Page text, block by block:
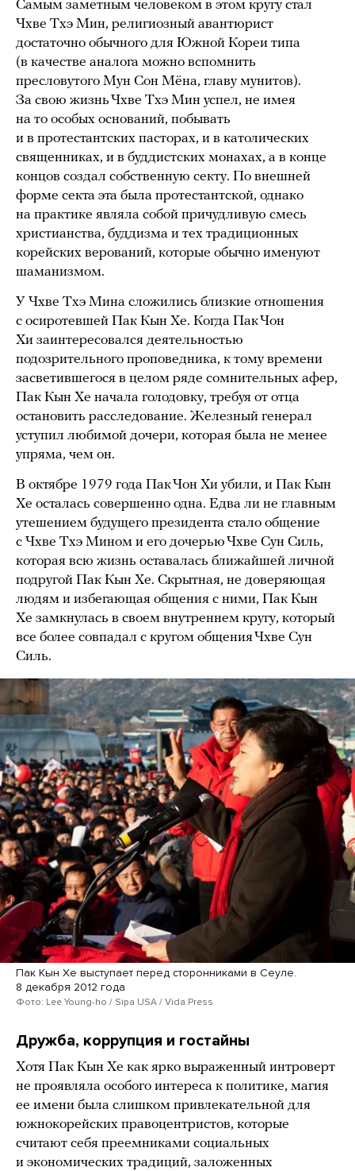
Самым заметным человеком в этом кругу стал
Чхве Тхэ Мин, религиозный авантюрист
достаточно обычного для Южной Кореи типа
(в качестве аналога можно вспомнить
пресловутого Мун Сон Мёна, главу мунитов).
За свою жизнь Чхве Тхэ Мин успел, не имея
на то особых оснований, побывать
и в протестантских пасторах, и в католических
священниках, и в буддистских монахах, а в конце
концов создал собственную секту. По внешней
форме секта эта была протестантской, однако
на практике являла собой причудливую смесь
христианства, буддизма и тех традиционных
корейских верований, которые обычно именуют
шаманизмом.
У Чхве Тхэ Мина сложились близкие отношения
с осиротевшей Пак Кын Хе. Когда Пак Чон
Хи заинтересовался деятельностью
подозрительного проповедника, к тому времени
засветившегося в целом ряде сомнительных афер,
Пак Кын Хе начала голодовку, требуя от отца
остановить расследование. Железный генерал
уступил любимой дочери, которая была не менее
упряма, чем он.
В октябре 1979 года Пак Чон Хи убили, и Пак Кын
Хе осталась совершенно одна. Едва ли не главным
утешением будущего президента стало общение
с Чхве Тхэ Мином и его дочерью Чхве Сун Силь,
которая всю жизнь оставалась ближайшей личной
подругой Пак Кын Хе. Скрытная, не доверяющая
людям и избегающая общения с ними, Пак Кын
Хе замкнулась в своем внутреннем кругу, который
все более совпадал с кругом общения Чхве Сун
Силь.
Пак Кын Хе выступает перед сторонниками в Сеуле.
8 декабря 2012 года
Фото: Lee Young-ho / Sipa USA / Vida Press
Дружба, коррупция и гостайны
Хотя Пак Кын Хе как ярко выраженный интроверт
не проявляла особого интереса к политике, магия
ее имени была слишком привлекательной для
южнокорейских правоцентристов, которые
считают себя преемниками социальных
и экономических традиций, заложенных